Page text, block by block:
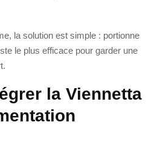
la solution est simple : portionne
le plus efficace pour garder une
la Viennetta